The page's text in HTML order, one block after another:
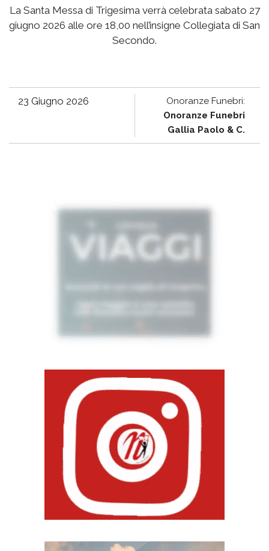
La Santa Messa di Trigesima verrà celebrata sabato 27
giugno 2026 alle ore 18,00 nell’insigne Collegiata di San
Secondo.
23 Giugno 2026
Onoranze Funebri:
Onoranze Funebri
Gallia Paolo & C.